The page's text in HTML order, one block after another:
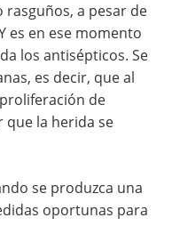
a pesar de
es en ese momento
los antisépticos. Se
es decir, que al
de
la herida se
se produzca una
oportunas para